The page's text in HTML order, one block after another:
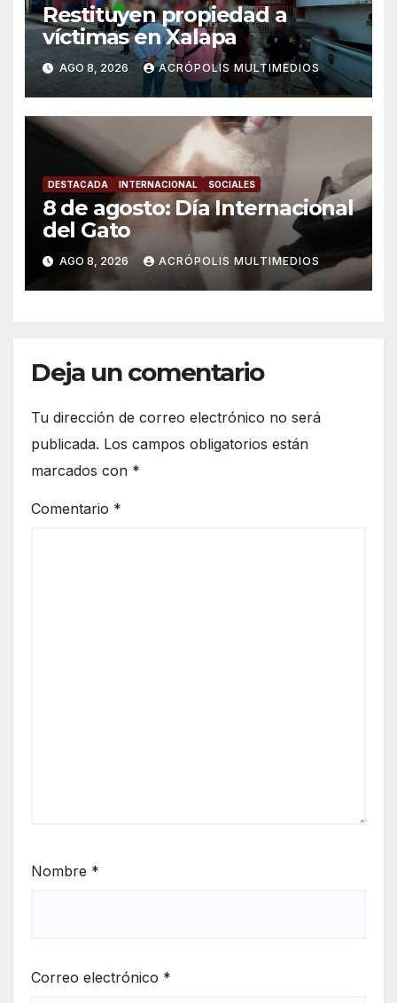
Restituyen propiedad a
víctimas en Xalapa
AGO 8, 2026 ACRÓPOLIS MULTIMEDIOS
DESTACADA INTERNACIONAL SOCIALES
8 de agosto: Día Internacional
del Gato
AGO 8, 2026 ACRÓPOLIS MULTIMEDIOS
Deja un comentario
Tu dirección de correo electrónico no será
publicada. Los campos obligatorios están
marcados con *
Comentario *
Nombre *
Correo electrónico *